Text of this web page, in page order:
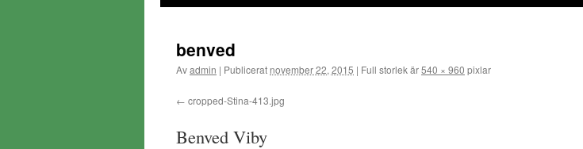
benved
Avadmin | Publicerat november 22, 2015 | Full storlek är540 × 960 pixlar
cropped-Stina-413.jpg
Benved Viby